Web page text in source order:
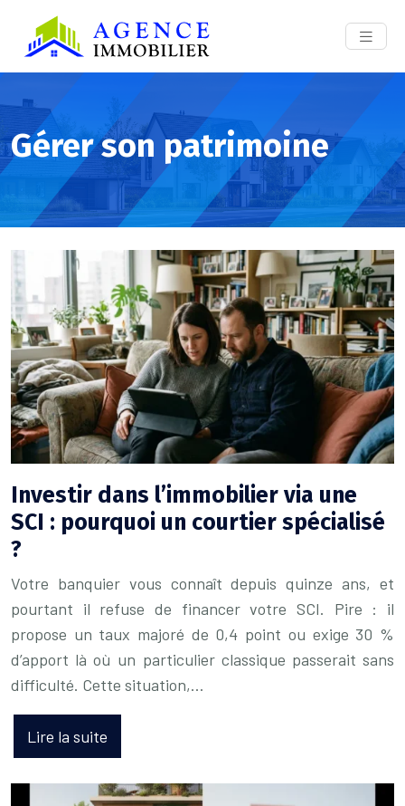
Gérer son patrimoine
Investir dans l’immobilier via une
SCI : pourquoi un courtier spécialisé
?
Votre banquier vous connaît depuis quinze ans, et
pourtant il refuse de financer votre SCI. Pire : il
propose un taux majoré de 0,4 point ou exige 30 %
d’apport là où un particulier classique passerait sans
difficulté. Cette situation,…
Lire la suite